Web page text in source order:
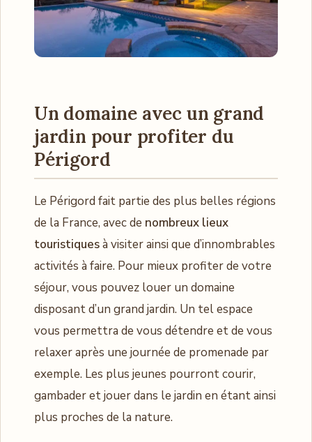
Un domaine avec un grand
jardin pour profiter du
Périgord
Le Périgord fait partie des plus belles régions
de la France, avec de nombreux lieux
touristiquesà visiter ainsi que d’innombrables
activités à faire. Pour mieux profiter de votre
séjour, vous pouvez louer un domaine
disposant d’un grand jardin. Un tel espace
vous permettra de vous détendre et de vous
relaxer après une journée de promenade par
exemple. Les plus jeunes pourront courir,
gambader et jouer dans le jardin en étant ainsi
plus proches de la nature.